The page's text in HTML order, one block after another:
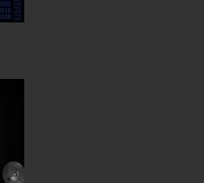
par Rosetta avant son crash